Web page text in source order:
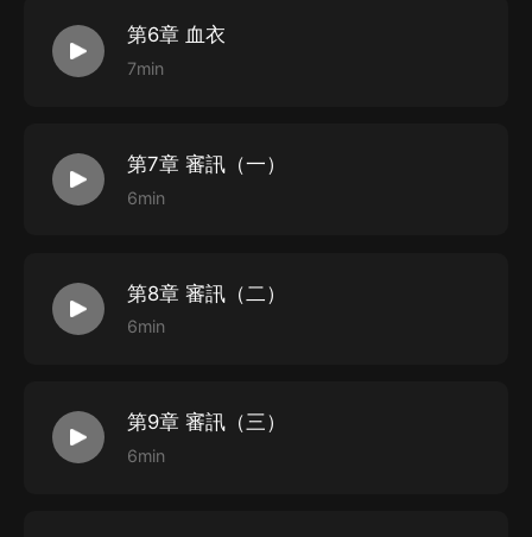
第6章 血衣
7min
第7章 審訊（一）
6min
第8章 審訊（二）
6min
第9章 審訊（三）
6min